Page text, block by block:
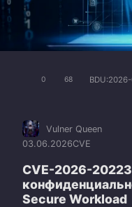
0 68
Vulner Queen
03.06.2026CVE
CVE-2026-
Secure Workload